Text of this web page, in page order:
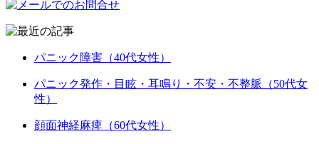
パニック障害（40代女性）
パニック発作・目眩・耳鳴り・不安・不整脈（50代女
性）
顔面神経麻痺（60代女性）